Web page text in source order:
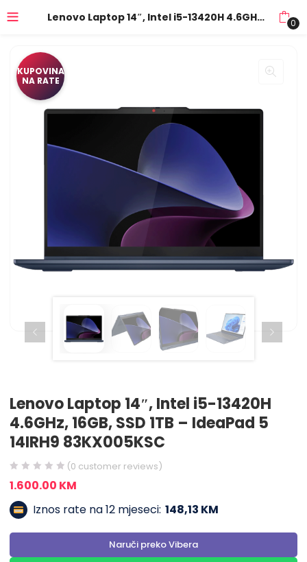
Lenovo Laptop 14″, Intel i5-13420H 4.6GHz, 16GB, SSD 1TB – IdeaPad 5 14IRH9 83KX005KSC 0
KUPOVINA
NA RATE
Lenovo Laptop 14″, Intel i5-13420H
4.6GHz, 16GB, SSD 1TB – IdeaPad 5
14IRH9 83KX005KSC
(0 customer reviews)
1.600.00 KM
Iznos rate na 12 mjeseci: 148,13 KM
Naruči preko Vibera